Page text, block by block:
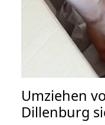
Umziehen
Dillenburg